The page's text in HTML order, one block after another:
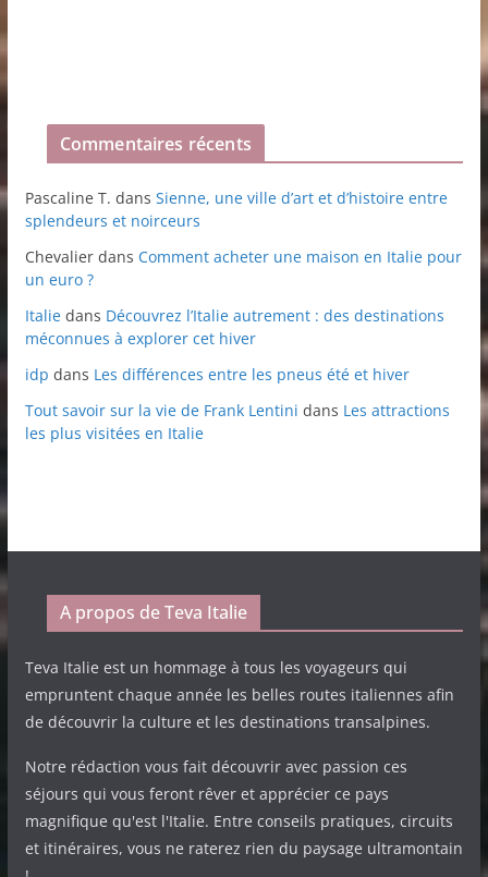
Commentaires récents
Pascaline T. dans Sienne, une ville d’art et d’histoire entre
splendeurs et noirceurs
Chevalierdans Comment acheter une maison en Italie pour
un euro ?
Italiedans Découvrez l’Italie autrement : des destinations
méconnues à explorer cet hiver
idp dans Les différences entre les pneus été et hiver
Tout savoir sur la vie de Frank Lentini dans Les attractions
les plus visitées en Italie
A propos de Teva Italie
Teva Italie est un hommage à tous les voyageurs qui
empruntent chaque année les belles routes italiennes afin
de découvrir la culture et les destinations transalpines.
Notre rédaction vous fait découvrir avec passion ces
séjours qui vous feront rêver et apprécier ce pays
magnifique qu'est l'Italie. Entre conseils pratiques, circuits
et itinéraires, vous ne raterez rien du paysage ultramontain